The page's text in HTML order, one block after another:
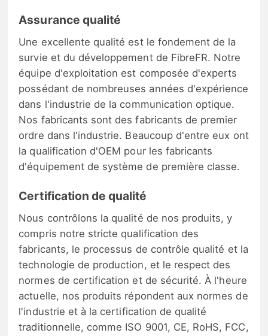
Assurance qualité
Une excellente qualité est le fondement de la
survie et du développement de FibreFR. Notre
équipe d'exploitation est composée d'experts
possédant de nombreuses années d'expérience
dans l'industrie de la communication optique.
Nos fabricants sont des fabricants de premier
ordre dans l'industrie. Beaucoup d'entre eux ont
la qualification d'OEM pour les fabricants
d'équipement de système de première classe.
Certification de qualité
Nous contrôlons la qualité de nos produits, y
compris notre stricte qualification des
fabricants, le processus de contrôle qualité et la
technologie de production, et le respect des
normes de certification et de sécurité. À l'heure
actuelle, nos produits répondent aux normes de
l'industrie et à la certification de qualité
traditionnelle, comme ISO 9001, CE, RoHS, FCC,